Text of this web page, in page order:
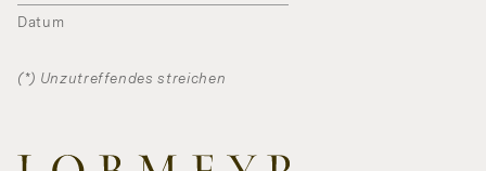
Datum
(*) Unzutreffendes streichen